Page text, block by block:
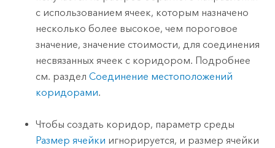
с использованием ячеек, которым назначено
несколько более высокое, чем пороговое
значение, значение стоимости, для соединения
несвязанных ячеек с коридором. Подробнее
см. разделСоединение местоположений
коридорами.
Чтобы создать коридор, параметр среды
Размер ячейки игнорируется, и размер ячейки